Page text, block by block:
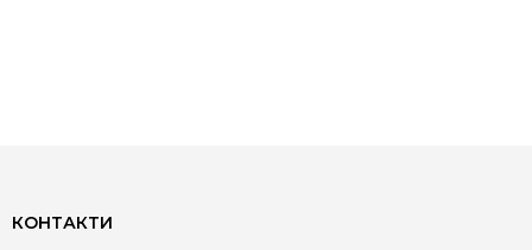
КОНТАКТИ